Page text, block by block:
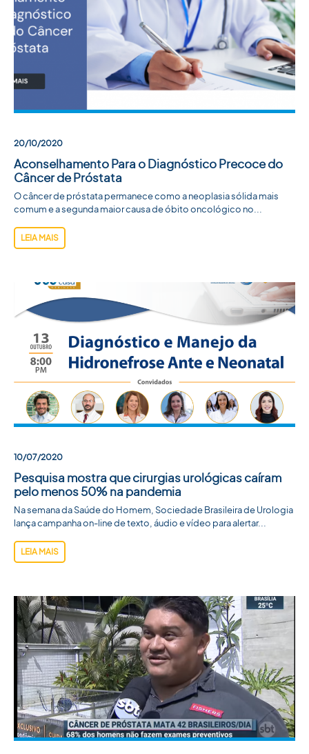
20/10/2020
Aconselhamento Para o Diagnóstico Precoce do
Câncer de Próstata
O câncer de próstata permanece como a neoplasia sólida mais
comum e a segunda maior causa de óbito oncológico no...
LEIA MAIS
10/07/2020
Pesquisa mostra que cirurgias urológicas caíram
pelo menos 50% na pandemia
Na semana da Saúde do Homem, Sociedade Brasileira de Urologia
lança campanha on-line de texto, áudio e vídeo para alertar...
LEIA MAIS